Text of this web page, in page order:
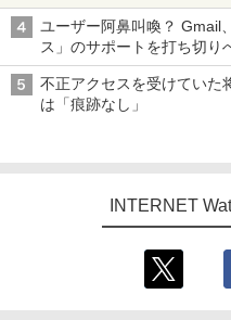
真や映像を使った投資詐欺
ユーザー阿鼻叫喚？ Gmail
ス」のサポートを打ち切り
不正アクセスを受けていた
は「痕跡なし」
INTERNET